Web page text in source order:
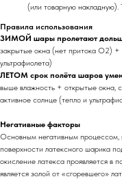
(или товарную накладную).
Правила использования
ЗИМОЙ шары пролетают
закрытые окна (нет притока O2)
ультрафиолета)
ЛЕТОМ срок полёта шаров
выше влажность + открытые окна,
активное солнце (тепло и
Негативные факторы
Основным негативным процессом,
поверхности латексного шарика
окисление латекса проявляется в
является золой от «сгоревшего»